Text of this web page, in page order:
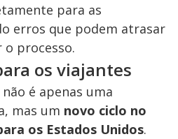
para as
erros que podem atrasar
processo.
os viajantes
é apenas uma
mas um novo ciclo no
os Estados Unidos.